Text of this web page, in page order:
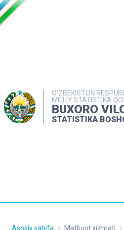
O‘ZBEKISTON
MILLIY STATISTIKA
BUXORO
STATISTIKA
MATBUOT
Asosiy sahifa Matbuot xizmati